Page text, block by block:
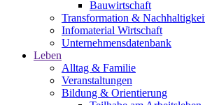
Bauwirtschaft
Transformation &
Infomaterial Wirtschaft
Unternehmensdatenbank
Leben
Alltag & Familie
Veranstaltungen
Bildung & Orientierung